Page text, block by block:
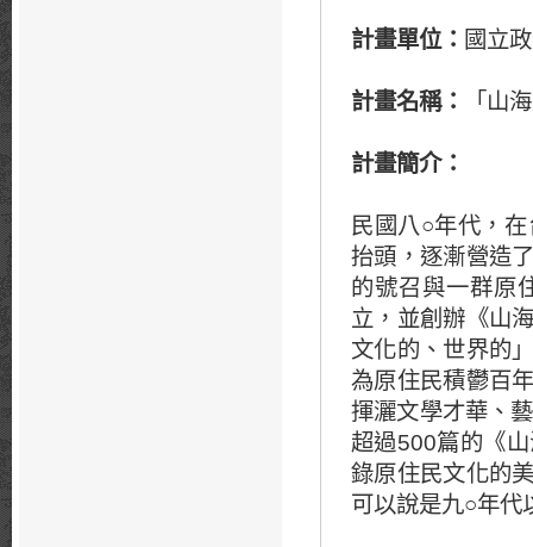
計畫單位： 國立
計畫名稱： 「山
計畫簡介：
民國八○年代，
抬頭，逐漸營造
的號召與一群原
立，並創辦《山
文化的、世界的
為原住民積鬱百
揮灑文學才華、
超過500篇的《
錄原住民文化的
可以說是九○年代